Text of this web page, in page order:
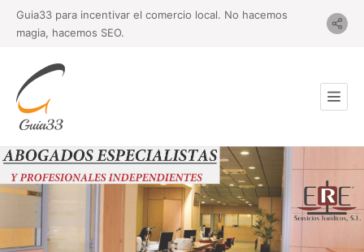
Guia33 para incentivar el comercio local. No hacemos
magia, hacemos SEO.